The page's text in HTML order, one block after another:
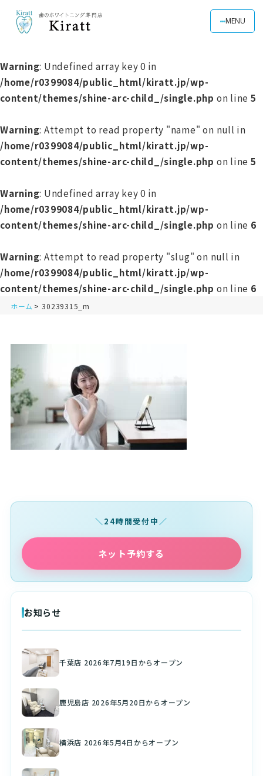
MENU
Warning: Undefined array key 0 in
/home/r0399084/public_html/kiratt.jp/wp-
content/themes/shine-arc-child_/single.php on line 5
Warning: Attempt to read property "name" on null in
/home/r0399084/public_html/kiratt.jp/wp-
content/themes/shine-arc-child_/single.php on line 5
Warning: Undefined array key 0 in
/home/r0399084/public_html/kiratt.jp/wp-
content/themes/shine-arc-child_/single.php on line 6
Warning: Attempt to read property "slug" on null in
/home/r0399084/public_html/kiratt.jp/wp-
content/themes/shine-arc-child_/single.php on line 6
ホーム 30239315_m
24時間受付中
ネット予約する
お知らせ
千葉店 2026年7月19日からオープン
鹿児島店 2026年5月20日からオープン
横浜店 2026年5月4日からオープン